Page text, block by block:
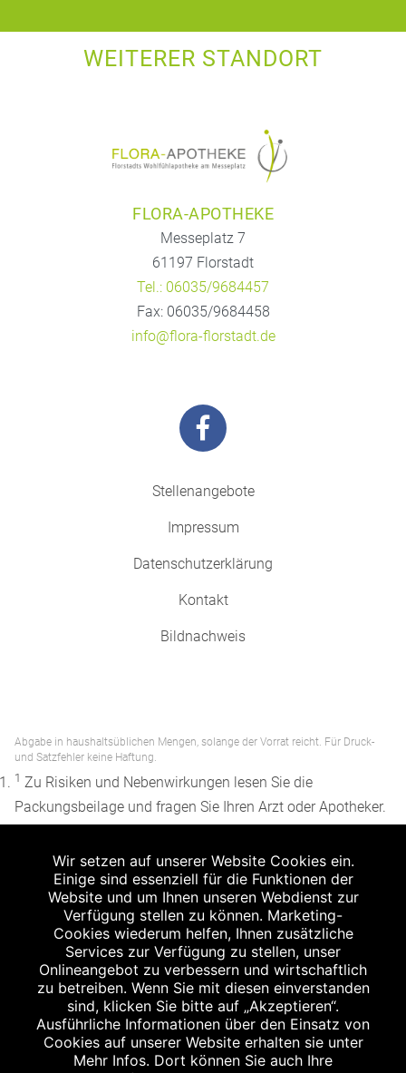
WEITERER STANDORT
FLORA-APOTHEKE
Messeplatz 7
61197 Florstadt
Tel.: 06035/9684457
Fax: 06035/9684458
info@flora-florstadt.de
Stellenangebote
Impressum
Datenschutzerklärung
Kontakt
Bildnachweis
Abgabe in haushaltsüblichen Mengen, solange der Vorrat reicht. Für Druck-
und Satzfehler keine Haftung.
1 Zu Risiken und Nebenwirkungen lesen Sie die
Packungsbeilage und fragen Sie Ihren Arzt oder Apotheker.
Apothekenerstattungspreis (AEP). Der AEP ist keine
unverbindliche Preisempfehlung der Hersteller. Der AEP ist
ein von den Apotheken in Ansatz gebrachter Preis für
rezeptfreie Arzneimittel. Er entspricht in der Höhe dem für
Apotheken verbindlichen Abgabepreis, zu dem eine
Apotheke in bestimmten Fällen (z.B. bei Kindern unter 12
Jahren) das Produkt mit der gesetzlichen
Krankenversicherung abrechnet. Der AEP ist der allgemeine
Erstattungspreis im Falle einer Kostenübernahme durch die
Wir setzen auf unserer Website Cookies ein.
Einige sind essenziell für die Funktionen der
Website und um Ihnen unseren Webdienst zur
Verfügung stellen zu können. Marketing-
Cookies wiederum helfen, Ihnen zusätzliche
Services zur Verfügung zu stellen, unser
Onlineangebot zu verbessern und wirtschaftlich
zu betreiben. Wenn Sie mit diesen einverstanden
sind, klicken Sie bitte auf „Akzeptieren“.
Ausführliche Informationen über den Einsatz von
Cookies auf unserer Website erhalten sie unter
Mehr Infos. Dort können Sie auch Ihre